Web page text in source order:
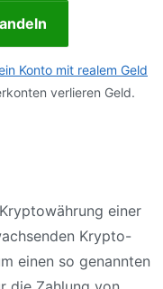
Konto mit realem Geld
verlieren Geld.
einer
Krypto-
einen so genannten